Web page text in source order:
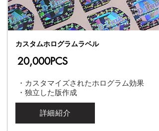
カスタムホログラムラベル
20,000PCS
・カスタマイズされたホログラム効果
・独立した版作成
詳細紹介